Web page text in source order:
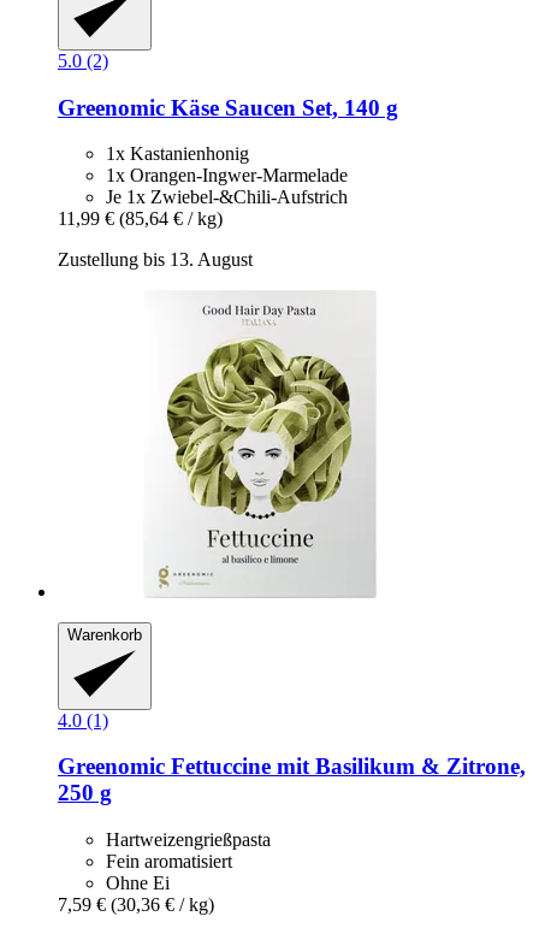
5.0 (2)
Greenomic Käse Saucen Set, 140 g
1x Kastanienhonig
1x Orangen-Ingwer-Marmelade
Je 1x Zwiebel-&Chili-Aufstrich
11,99 € (85,64 € / kg)
Zustellung bis 13. August
Warenkorb
4.0 (1)
Greenomic Fettuccine mit Basilikum & Zitrone,
250 g
Hartweizengrießpasta
Fein aromatisiert
Ohne Ei
7,59 € (30,36 € / kg)